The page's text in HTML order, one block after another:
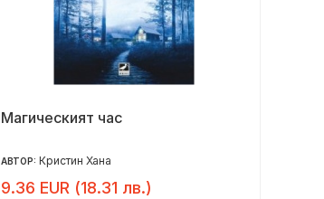
Магическият час
АВТОР: Кристин Хана
9.36 EUR (18.31 лв.)